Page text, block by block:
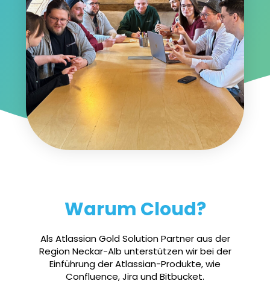
Warum Cloud?
Als Atlassian Gold Solution Partner aus der
Region Neckar-Alb unterstützen wir bei der
Einführung der Atlassian-Produkte, wie
Confluence, Jira und Bitbucket.